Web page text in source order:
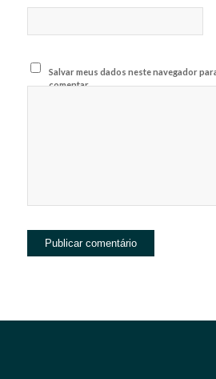
Salvar meus dados neste navegador
comentar.